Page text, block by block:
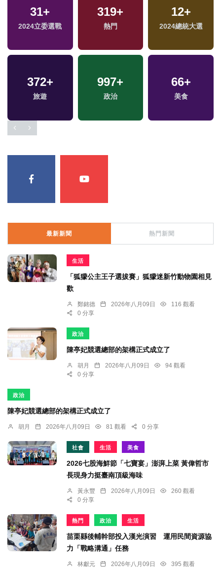
31+
2024立委選戰
319+
熱門
12+
2024總統大選
372+
旅遊
997+
政治
66+
美食
最新新聞 熱門新聞
生活
「狐獴公主王子選拔賽」狐獴迷新竹動物園相見
歡
鄭銘德 2026年八月09日
116 觀看
0 分享
政治
陳亭妃競選總部的架構正式成立了
胡月 2026年八月09日
94 觀看
0 分享
政治
陳亭妃競選總部的架構正式成立了
胡月 2026年八月09日 81 觀看 0 分享
社會 生活 美食
2026七股海鮮節「七寶宴」澎湃上菜 黃偉哲市
長現身力挺臺南頂級海味
黃永豐 2026年八月09日
260 觀看
0 分享
熱門 政治 生活
苗栗縣後輔幹部投入漢光演習 運用民間資源協
力「戰略溝通」任務
林獻元 2026年八月09日
395 觀看